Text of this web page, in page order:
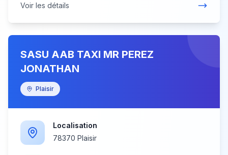
Voir les détails
SASU AAB TAXI MR PEREZ
JONATHAN
Plaisir
Localisation
78370 Plaisir